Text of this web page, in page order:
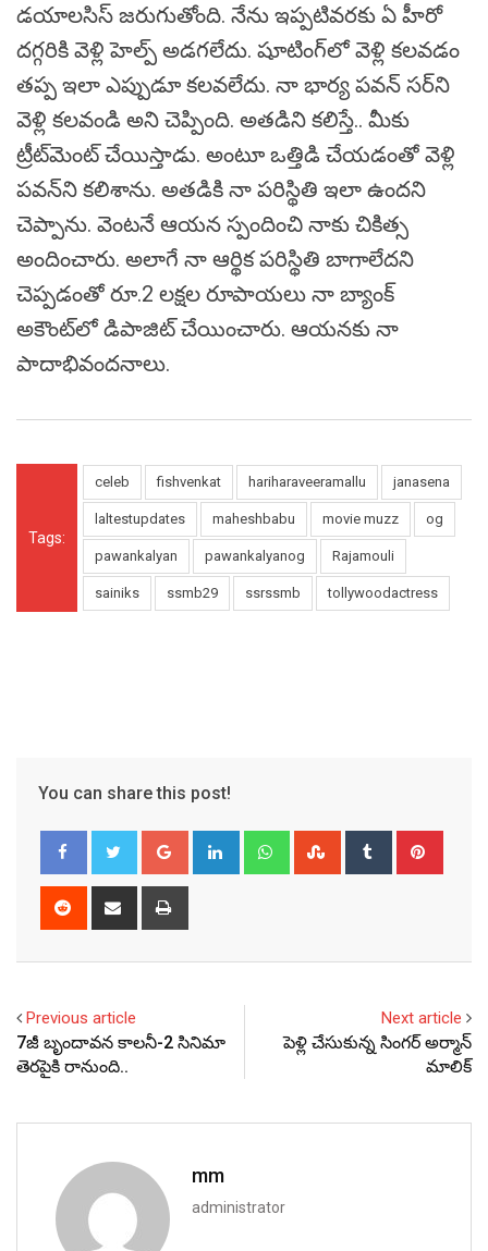
డయాలసిస్ జ‌రుగుతోంది. నేను ఇప్పటివ‌ర‌కు ఏ హీరో
ద‌గ్గ‌రికి వెళ్లి హెల్ప్ అడగలేదు. షూటింగ్‌లో వెళ్లి క‌ల‌వ‌డం
త‌ప్ప ఇలా ఎప్పుడూ క‌ల‌వ‌లేదు. నా భార్య ప‌వ‌న్ స‌ర్‌ని
వెళ్లి క‌ల‌వండి అని చెప్పింది. అత‌డిని క‌లిస్తే.. మీకు
ట్రీట్‌మెంట్ చేయిస్తాడు. అంటూ ఒత్తిడి చేయ‌డంతో వెళ్లి
ప‌వ‌న్‌ని క‌లిశాను. అత‌డికి నా పరిస్థితి ఇలా ఉంద‌ని
చెప్పాను. వెంట‌నే ఆయ‌న స్పందించి నాకు చికిత్స
అందించారు. అలాగే నా ఆర్థిక ప‌రిస్థితి బాగాలేద‌ని
చెప్ప‌డంతో రూ.2 ల‌క్ష‌ల రూపాయ‌లు నా బ్యాంక్
అకౌంట్‌లో డిపాజిట్ చేయించారు. ఆయ‌న‌కు నా
పాదాభివందనాలు.
Tags:
celeb fishvenkat hariharaveeramallu janasena
laltestupdates maheshbabu movie muzz og
pawankalyan pawankalyanog Rajamouli
sainiks ssmb29 ssrssmb tollywoodactress
You can share this post!
Google+ LinkedIn WhatsappStumbleUpon
Tumblr
Reddit
Share
Previous article
7జీ బృందావన కాలనీ-2 సినిమా
తెరపైకి రానుంది..
Next article
పెళ్లి చేసుకున్న సింగర్ అర్మాన్
మాలిక్
mm
administrator